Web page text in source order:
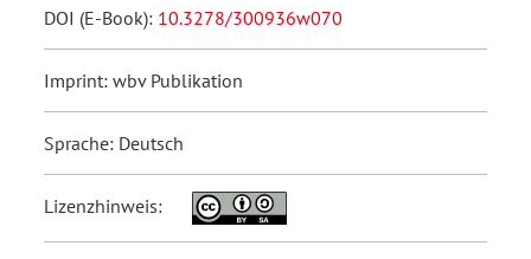
DOI (E-Book): 10.3278/300936w070
Imprint: wbv Publikation
Sprache: Deutsch
Lizenzhinweis: